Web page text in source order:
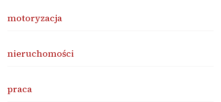
motoryzacja
nieruchomości
praca